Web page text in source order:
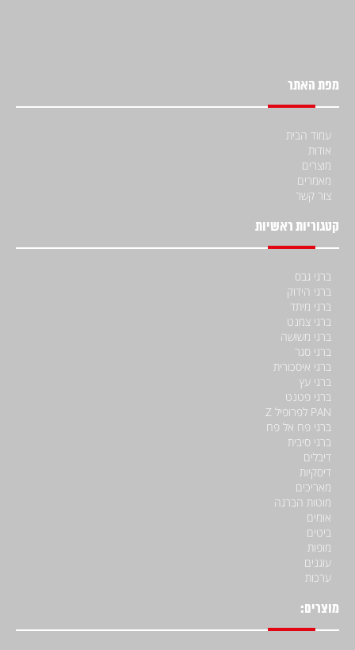
מפת האתר
עמוד הבית
אודות
מוצרים
מאמרים
צור קשר
קטגוריות ראשיות
ברגי גבס
ברגי הידוק
ברגי מיתד
ברגי צמנט
ברגי משושה
ברגי סגר
ברגי איסכורית
ברגי עץ
ברגי פטנט
PAN לפרופיל Z
ברגי פח אל פח
ברגי סיבית
דיבלים
דיסקיות
מאריכים
מוטות הברגה
אומים
ביטים
מופות
עוגנים
ערכות
מוצרים: